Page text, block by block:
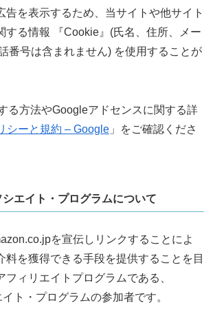
告を表示するため、当サイトや他サイト
する情報 『Cookie』(氏名、住所、メー
番号は含まれません) を使用することが
る方法やGoogleアドセンスに関する詳
シーと規約 – Google 」をご確認くださ
エイト・プログラムについて
を宣伝しリンクすることによ
料を獲得できる手段を提供することを目
フィリエイトプログラムである、
ト・プログラムの参加者です。